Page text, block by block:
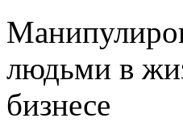
людьми в
бизнесе